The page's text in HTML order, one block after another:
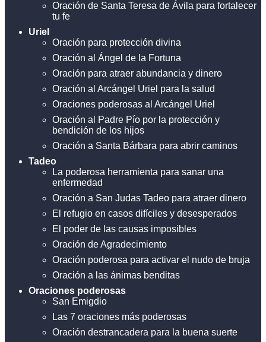
Oración de Santa Teresa de Ávila para fortalecer
tu fe
Uriel
Oración para protección divina
Oración al Ángel de la Fortuna
Oración para atraer abundancia y dinero
Oración al Arcángel Uriel para la salud
Oraciones poderosas al Arcángel Uriel
Oración al Padre Pío por la protección y
bendición de los hijos
Oración a Santa Bárbara para abrir caminos
Tadeo
La poderosa herramienta para sanar una
enfermedad
Oración a San Judas Tadeo para atraer dinero
El refugio en casos difíciles y desesperados
El poder de las causas imposibles
Oración de Agradecimiento
Oración poderosa para activar el nudo de bruja
Oración a las ánimas benditas
Oraciones poderosas
San Emigdio
Las 7 oraciones más poderosas
Oración destrancadera para la buena suerte